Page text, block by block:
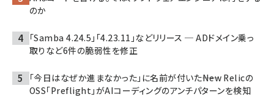
のか
「Samba 4.24.5」「4.23.11」などリリース ─ ADドメイン乗っ
取りなど6件の脆弱性を修正
「今日はなぜか進まなかった」に名前が付いた――New Relicの
OSS「Preflight」がAIコーディングのアンチパターンを検知